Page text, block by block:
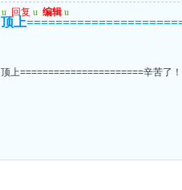
u 回复 u 编辑 u
顶上
顶上======================辛苦了！